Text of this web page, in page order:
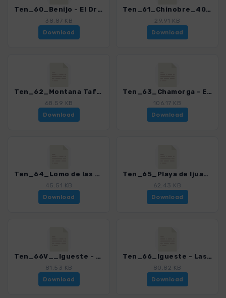
Ten_60_Benijo - El Draguillo_4016_15.gpx
38.87 KB
Download
Ten_61_Chinobre_4016_15.gpx
29.91 KB
Download
Ten_62_Montana Tafada - Faro de Anaga_4016_15.gpx
68.59 KB
Download
Ten_63_Chamorga - El Draguillo - Faro de Anaga - Roque Bermejo - Chamorga_4016_15.gpx
106.17 KB
Download
Ten_64_Lomo de las Bodegas - Playa de Anosma_4016_15.gpx
45.51 KB
Download
Ten_65_Playa de Ijuana_4016_15.gpx
62.43 KB
Download
Ten_66V__Igueste - Las Casillas - Pijaral_4016_15.gpx
81.53 KB
Download
Ten_66_Igueste - Las Casillas_4016_15.gpx
80.82 KB
Download